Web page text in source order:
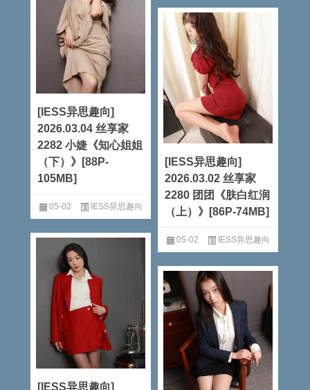
阅读全文
[IESS异思趣向]
2026.03.04 丝享家
2282 小婕《知心姐姐
（下）》[88P-
105MB]
05-02 IESS异思趣向
阅读全文
[IESS异思趣向]
2026.03.02 丝享家
2280 团团《肤白红润
（上）》[86P-74MB]
05-02 IESS异思趣向
阅读全文
[IESS异思趣向]